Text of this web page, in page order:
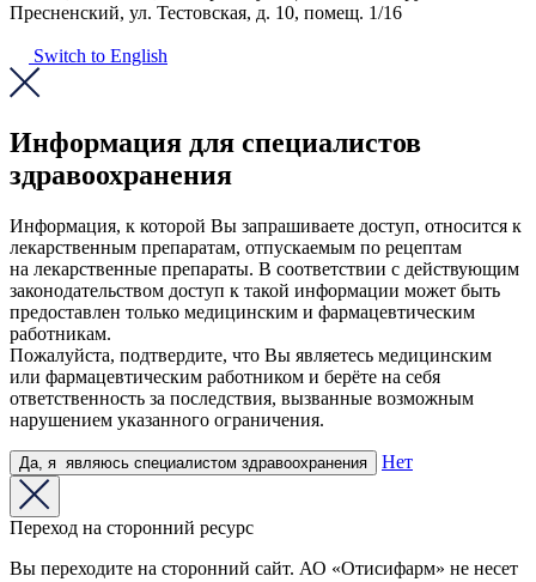
Пресненский, ул. Тестовская, д. 10, помещ. 1/16
Switch to English
Информация для специалистов
здравоохранения
Информация, к которой Вы запрашиваете доступ, относится к
лекарственным препаратам, отпускаемым по рецептам
на лекарственные препараты. В соответствии с действующим
законодательством доступ к такой информации может быть
предоставлен только медицинским и фармацевтическим
работникам.
Пожалуйста, подтвердите, что Вы являетесь медицинским
или фармацевтическим работником и берёте на себя
ответственность за последствия, вызванные возможным
нарушением указанного ограничения.
Да, я являюсь специалистом здравоохранения Нет
Переход на сторонний ресурс
Вы переходите на сторонний сайт. АО «Отисифарм» не несет